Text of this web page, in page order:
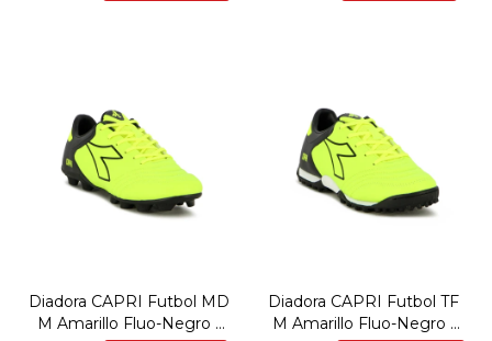
Diadora CAPRI Futbol MD
M Amarillo Fluo-Negro -
Diadora CAPRI Futbol TF
M Amarillo Fluo-Negro -